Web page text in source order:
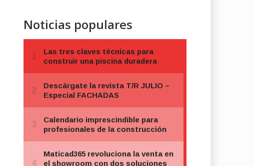
Noticias populares